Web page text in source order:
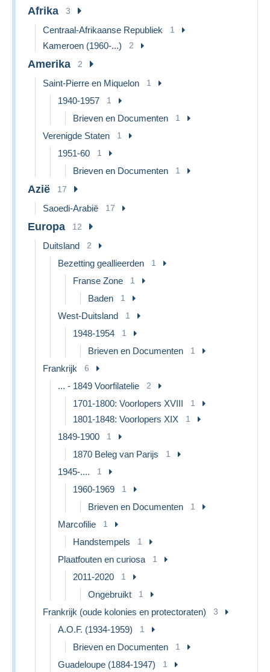
Afrika 3
Centraal-Afrikaanse Republiek 1
Kameroen (1960-...) 2
Amerika 2
Saint-Pierre en Miquelon 1
1940-1957 1
Brieven en Documenten 1
Verenigde Staten 1
1951-60 1
Brieven en Documenten 1
Azië 17
Saoedi-Arabië 17
Europa 12
Duitsland 2
Bezetting geallieerden 1
Franse Zone 1
Baden 1
West-Duitsland 1
1948-1954 1
Brieven en Documenten 1
Frankrijk 6
... - 1849 Voorfilatelie 2
1701-1800: Voorlopers XVIII 1
1801-1848: Voorlopers XIX 1
1849-1900 1
1870 Beleg van Parijs 1
1945-.... 1
1960-1969 1
Brieven en Documenten 1
Marcofilie 1
Handstempels 1
Plaatfouten en curiosa 1
2011-2020 1
Ongebruikt 1
Frankrijk (oude kolonies en protectoraten) 3
A.O.F. (1934-1959) 1
Brieven en Documenten 1
Guadeloupe (1884-1947) 1